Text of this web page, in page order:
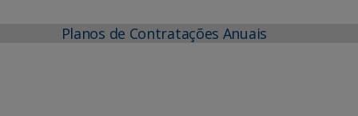
Planos de Contratações Anuais